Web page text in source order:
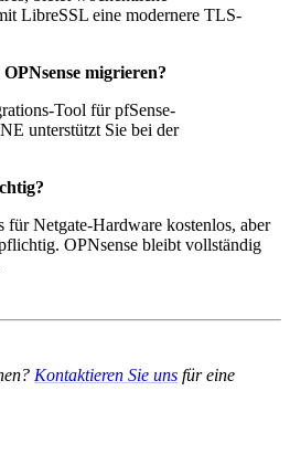
LibreSSL eine modernere TLS-
migrieren?
Tool für pfSense-
unterstützt Sie bei der
für Netgate-Hardware kostenlos, aber
OPNsense bleibt vollständig
Kontaktieren Sie uns für eine